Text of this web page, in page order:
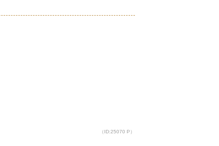
（ID:25070 P）